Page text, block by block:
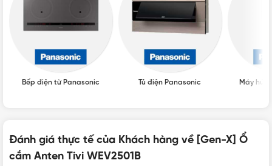
Ổ cắm TV Panasonic Gen X WEV2501B
Bếp điện từ Panasonic Tủ điện Panasonic Máy hút
Đánh giá thực tế của Khách hàng về [Gen-X] Ổ
cắm Anten Tivi WEV2501B